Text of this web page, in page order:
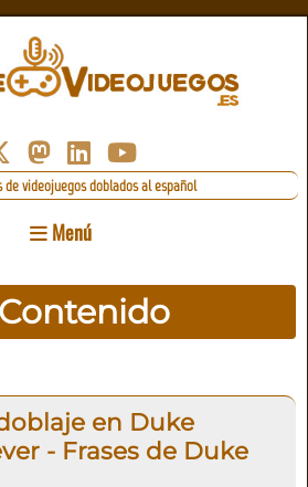
de videojuegos doblados al español
Menú
Contenido
en Duke
- Frases de Duke